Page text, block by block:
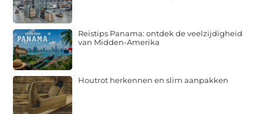
Reistips Panama: ontdek de veelzijdigheid
van Midden-Amerika
Houtrot herkennen en slim aanpakken